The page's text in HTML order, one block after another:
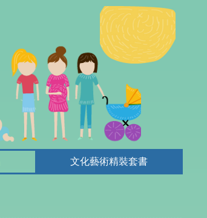
文化藝術精裝套書